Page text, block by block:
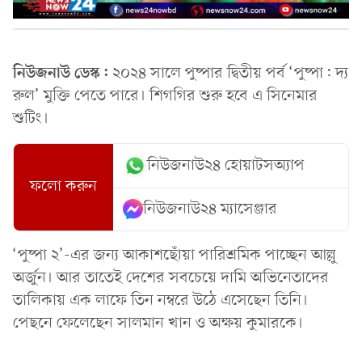
নিউজনাউ ডেস্ক: ২০২৪ সালে পুষ্পার দ্বিতীয় পর্ব ‘পুষ্পা: দ্য
রুল’ মুক্তি পেতে পারে। শিগগির শুরু হবে এ সিনেমার
শুটিং।
ফলো করুন
নিউজনাউ২৪ হোয়াটসঅ্যাপ
নিউজনাউ২৪ ম্যাসেঞ্জার
‘পুষ্পা ২’-এর জন্য আকাশছোঁয়া পারিশ্রমিক পাচ্ছেন আল্লু
অর্জুন। আর তাতেই দেশের সবচেয়ে দামি অভিনেতাদের
তালিকায় এক লাফে তিন নম্বরে উঠে এসেছেন তিনি।
পেছনে ফেলেছেন সালমান খান ও অক্ষয় কুমারকে।